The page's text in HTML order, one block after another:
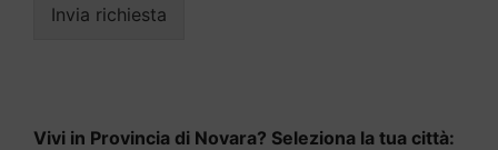
Invia richiesta
Vivi in Provincia di Novara? Seleziona la tua città: